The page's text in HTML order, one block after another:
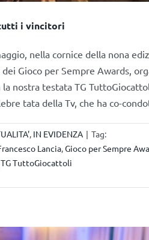
tutti i vincitori
nella cornice della nona
Gioco per Sempre Awards,
nostra testata TG
tata della Tv, che ha co-
, IN EVIDENZA | Tag:
Lancia,Gioco per Sempre
TG TuttoGiocattoli